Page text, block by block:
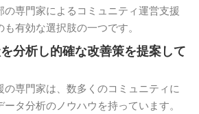
の専門家によるコミュニティ運営支援
有効な選択肢の一つです。
分析し的確な改善策を提案して
の専門家は、数多くのコミュニティに
タ分析のノウハウを持っています。